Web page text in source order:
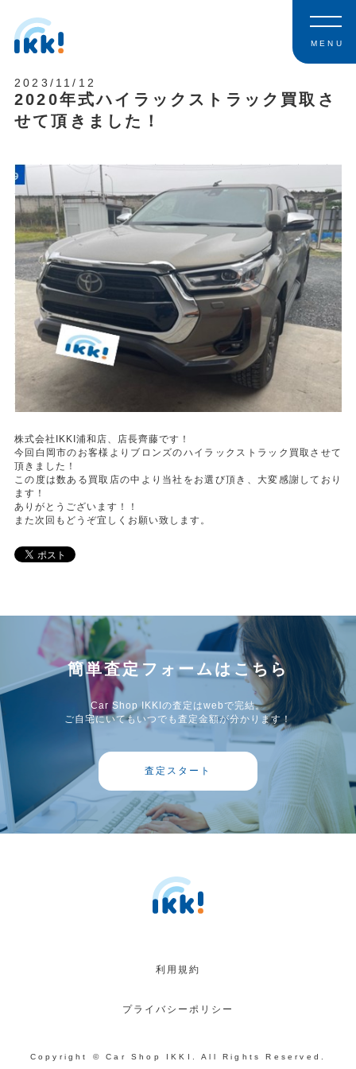
MENU
2023/11/12
2020年式ハイラックストラック買取さ
せて頂きました！
株式会社IKKI浦和店、店長齊藤です！
今回白岡市のお客様よりブロンズのハイラックストラック買取させて
頂きました！
この度は数ある買取店の中より当社をお選び頂き、大変感謝しており
ます！
ありがとうございます！！
また次回もどうぞ宜しくお願い致します。
簡単査定フォームはこちら
Car Shop IKKIの査定はwebで完結。
ご自宅にいてもいつでも査定金額が分かります！
査定スタート
利用規約
プライバシーポリシー
Copyright © Car Shop IKKI. All Rights Reserved.